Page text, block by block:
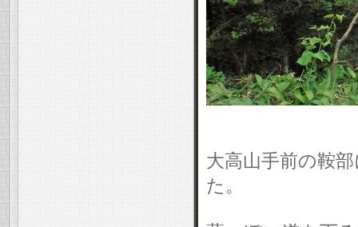
大高山手前の鞍
た。